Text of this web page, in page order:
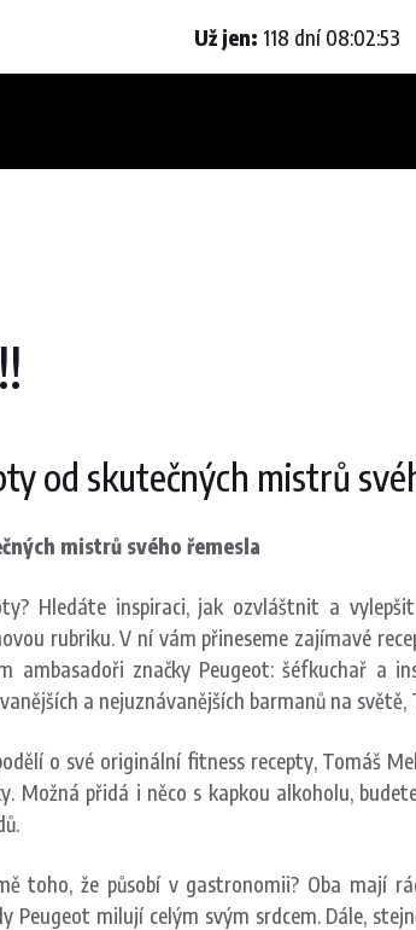
Už jen: 118 dní 08:02:53
od skutečných mistrů
mistrů svého řemesla
Hledáte inspiraci, jak ozvláštnit a
rubriku. V ní vám přineseme zajímavé
ambasadoři značky Peugeot: šéfkuchař a
a nejuznávanějších barmanů na světě,
o své originální fitness recepty, Tomáš
Možná přidá i něco s kapkou alkoholu,
toho, že působí v gastronomii? Oba mají
Peugeot milují celým svým srdcem. Dále,